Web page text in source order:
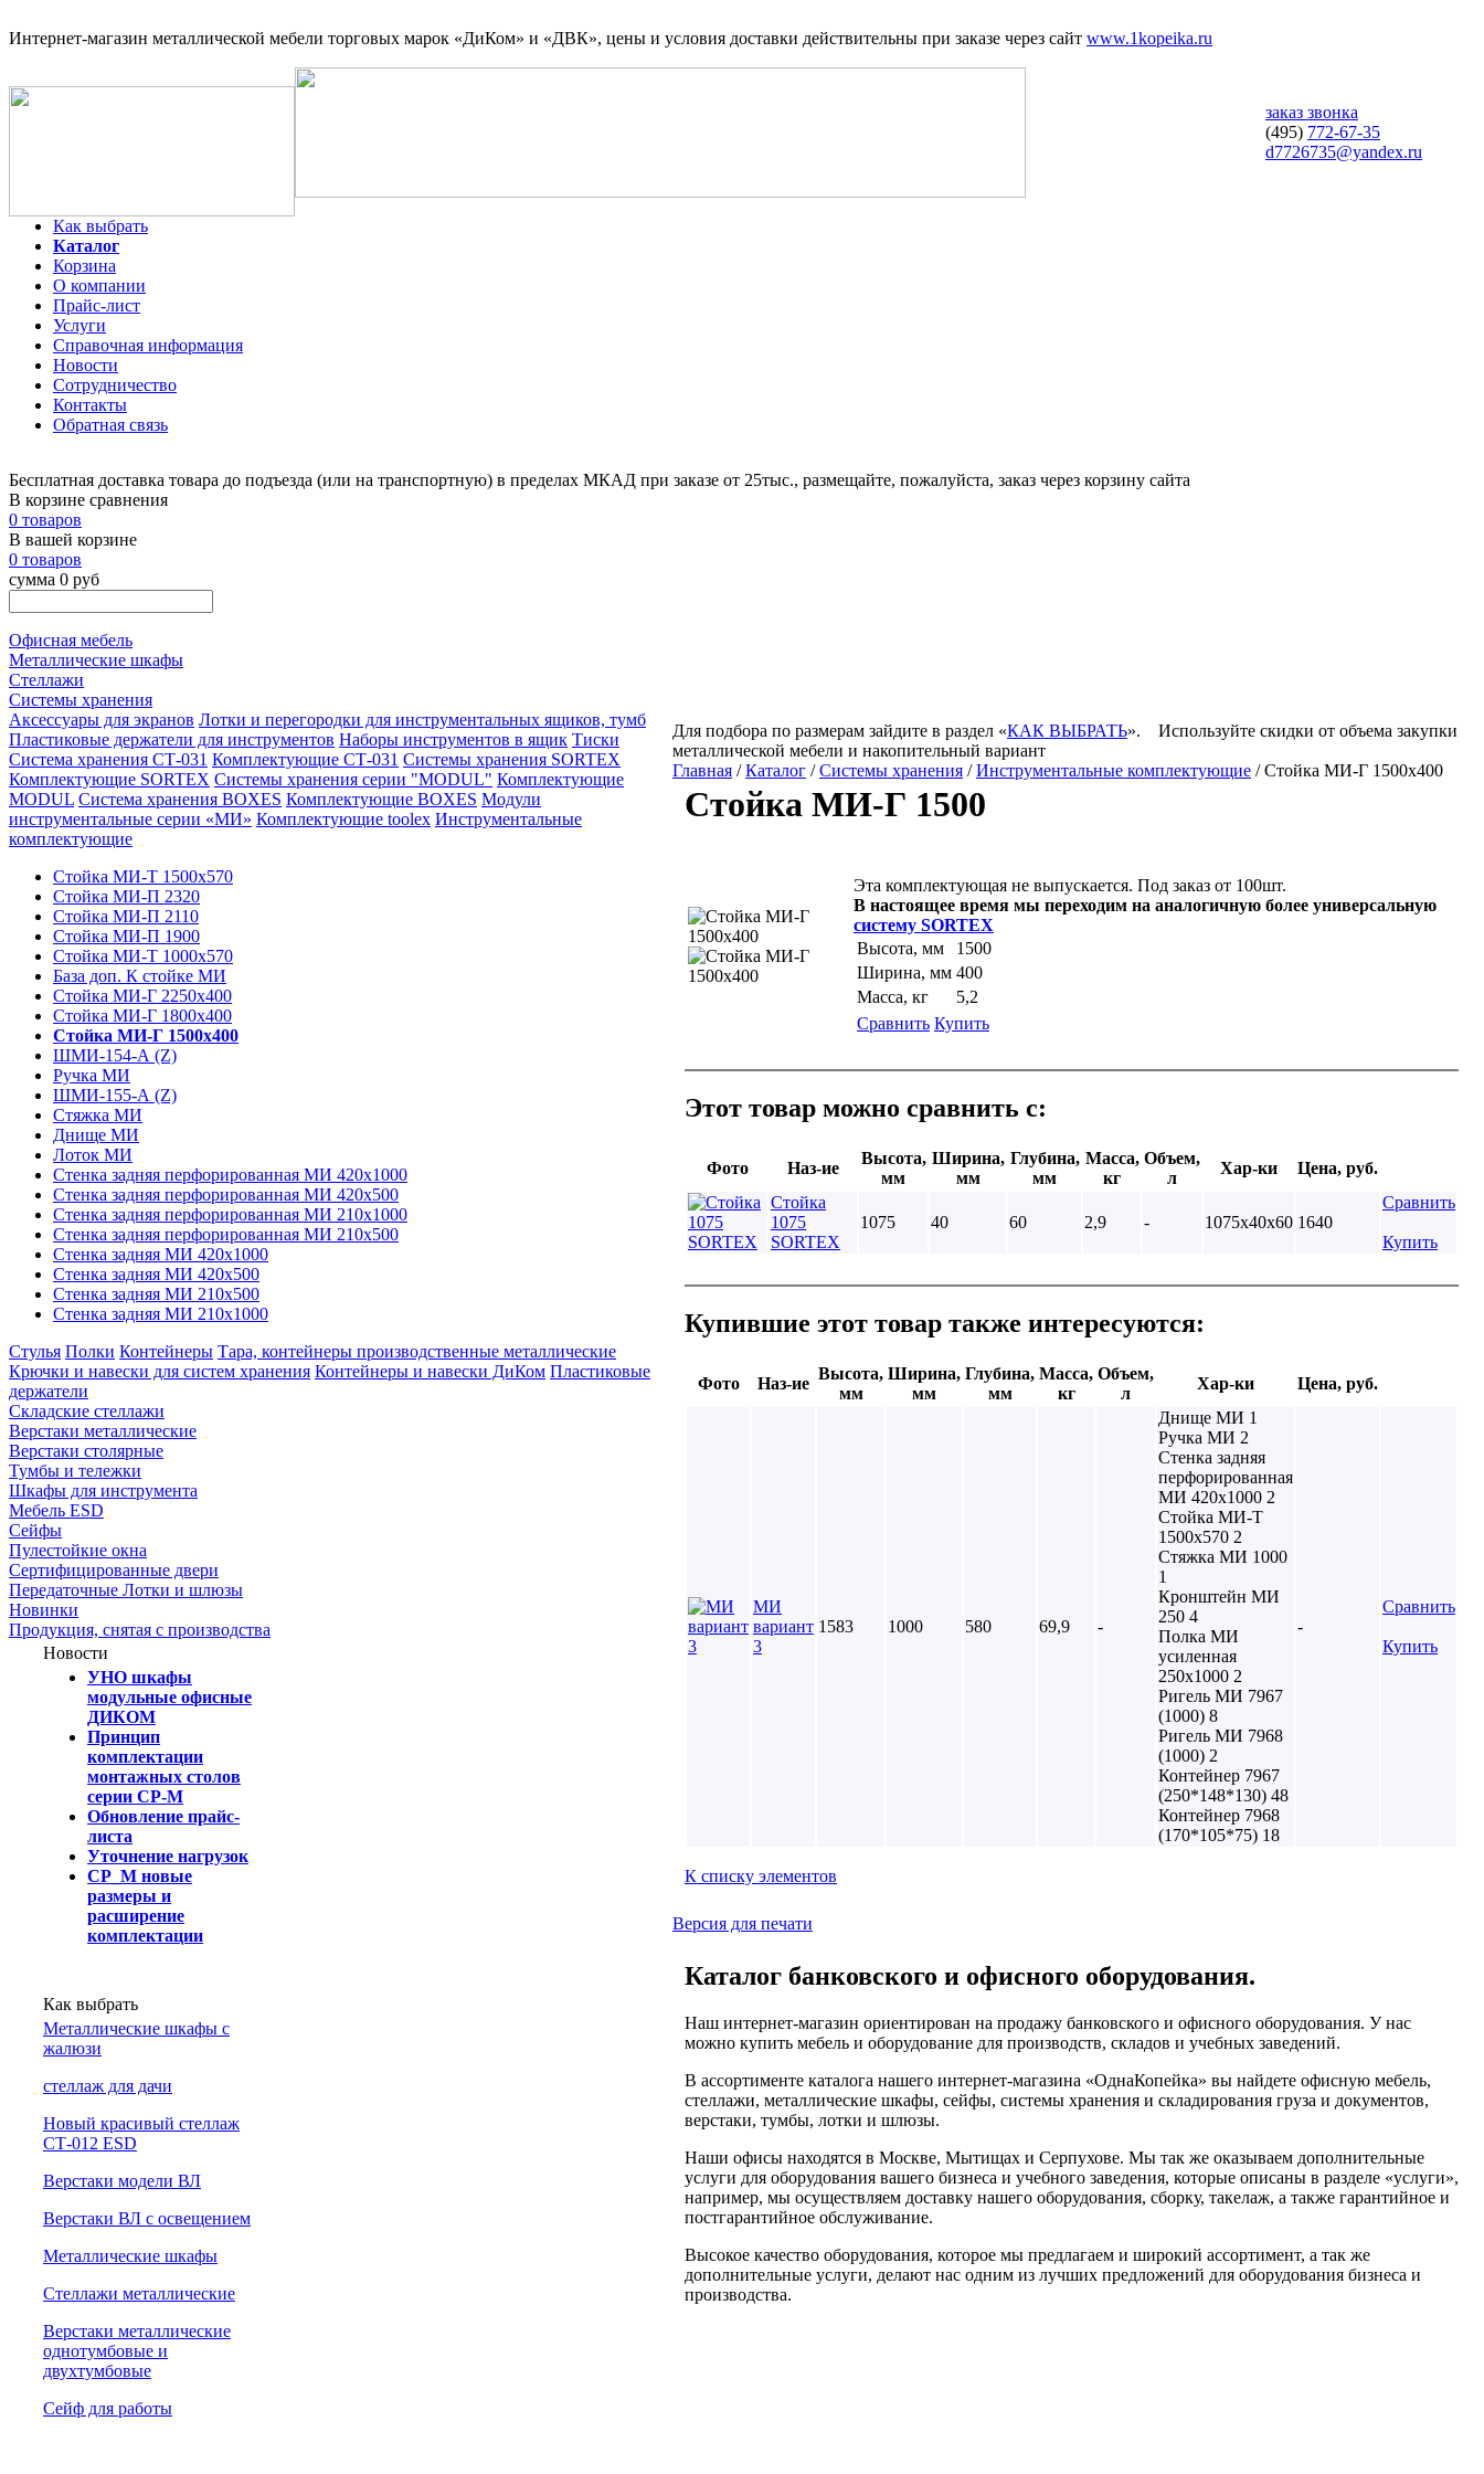
Интернет-магазин металлической мебели торговых марок «ДиКом» и «ДВК», цены и условия доставки действительны при заказе через сайт www.1kopeika.ru
заказ звонка
(495) 772-67-35
d7726735@yandex.ru
Как выбрать
Каталог
Корзина
О компании
Прайс-лист
Услуги
Справочная информация
Новости
Сотрудничество
Контакты
Обратная связь
Бесплатная доставка товара до подъезда (или на транспортную) в пределах МКАД при заказе от 25тыс., размещайте, пожалуйста, заказ через корзину сайта
В корзине сравнения
0 товаров
В вашей корзине
0 товаров
сумма 0 руб
Офисная мебель
Металлические шкафы
Стеллажи
Системы хранения
Аксессуары для экранов Лотки и перегородки для инструментальных ящиков, тумб
Пластиковые держатели для инструментов Наборы инструментов в ящик Тиски
Система хранения СТ-031 Комплектующие СТ-031 Системы хранения SORTEX
Комплектующие SORTEX Системы хранения серии "MODUL" Комплектующие
MODUL Система хранения BOXES Комплектующие BOXES Модули
инструментальные серии «МИ» Комплектующие toolex Инструментальные
комплектующие
Стойка МИ-Т 1500х570
Стойка МИ-П 2320
Стойка МИ-П 2110
Стойка МИ-П 1900
Стойка МИ-Т 1000х570
База доп. К стойке МИ
Стойка МИ-Г 2250х400
Стойка МИ-Г 1800х400
Стойка МИ-Г 1500х400
ШМИ-154-А (Z)
Ручка МИ
ШМИ-155-А (Z)
Стяжка МИ
Днище МИ
Лоток МИ
Стенка задняя перфорированная МИ 420х1000
Стенка задняя перфорированная МИ 420х500
Стенка задняя перфорированная МИ 210х1000
Стенка задняя перфорированная МИ 210х500
Стенка задняя МИ 420х1000
Стенка задняя МИ 420х500
Стенка задняя МИ 210х500
Стенка задняя МИ 210х1000
Стулья Полки Контейнеры Тара, контейнеры производственные металлические
Крючки и навески для систем хранения Контейнеры и навески ДиКом Пластиковые
держатели
Складские стеллажи
Верстаки металлические
Верстаки столярные
Тумбы и тележки
Шкафы для инструмента
Мебель ESD
Сейфы
Пулестойкие окна
Сертифицированные двери
Передаточные Лотки и шлюзы
Новинки
Продукция, снятая с производства
Новости
УНО шкафы
модульные офисные
ДИКОМ
Принцип
комплектации
монтажных столов
серии СР-М
Обновление прайс-
листа
Уточнение нагрузок
СР_М новые
размеры и
расширение
комплектации
Как выбрать
Металлические шкафы с
жалюзи
cтеллаж для дачи
Новый красивый стеллаж
СТ-012 ESD
Верстаки модели ВЛ
Верстаки ВЛ с освещением
Металлические шкафы
Стеллажи металлические
Верстаки металлические
однотумбовые и
двухтумбовые
Сейф для работы
Для подбора по размерам зайдите в раздел «КАК ВЫБРАТЬ».
Используйте скидки от объема закупки
металлической мебели и накопительный вариант
Главная /Каталог /Системы хранения /Инструментальные комплектующие / Стойка МИ-Г 1500х400
Стойка МИ-Г 1500
Эта комплектующая не выпускается. Под заказ от 100шт.
В настоящее время мы переходим на аналогичную более универсальную
систему SORTEX
Высота, мм
1500
Ширина, мм 400
Масса, кг
5,2
Сравнить Купить
Этот товар можно сравнить с:
Фото Наз-ие
Высота,
мм
Ширина,
мм
Глубина,
мм
Масса,
кг
Объем,
л
Хар-ки
Цена, руб.
Стойка
1075
SORTEX
1075 40 60 2,9 - 1075х40х60 1640
Сравнить
Купить
Купившие этот товар также интересуются:
Фото Наз-ие
Высота,
мм
Ширина,
мм
Глубина,
мм
Масса,
кг
Объем,
л
Хар-ки Цена, руб.
МИ
вариант
3
1583 1000 580 69,9 -
Днище МИ 1
Ручка МИ 2
Стенка задняя
перфорированная
МИ 420х1000 2
Стойка МИ-Т
1500х570 2
Стяжка МИ 1000
1
Кронштейн МИ
250 4
Полка МИ
усиленная
250х1000 2
Ригель МИ 7967
(1000) 8
Ригель МИ 7968
(1000) 2
Контейнер 7967
(250*148*130) 48
Контейнер 7968
(170*105*75) 18
-
Сравнить
Купить
К списку элементов
Версия для печати
Каталог банковского и офисного оборудования.
Наш интернет-магазин ориентирован на продажу банковского и офисного оборудования. У нас
можно купить мебель и оборудование для производств, складов и учебных заведений.
В ассортименте каталога нашего интернет-магазина «ОднаКопейка» вы найдете офисную мебель,
стеллажи, металлические шкафы, сейфы, системы хранения и складирования груза и документов,
верстаки, тумбы, лотки и шлюзы.
Наши офисы находятся в Москве, Мытищах и Серпухове. Мы так же оказываем дополнительные
услуги для оборудования вашего бизнеса и учебного заведения, которые описаны в разделе «услуги»,
например, мы осуществляем доставку нашего оборудования, сборку, такелаж, а также гарантийное и
постгарантийное обслуживание.
Высокое качество оборудования, которое мы предлагаем и широкий ассортимент, а так же
дополнительные услуги, делают нас одним из лучших предложений для оборудования бизнеса и
производства.